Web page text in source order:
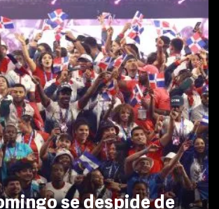
se despide de